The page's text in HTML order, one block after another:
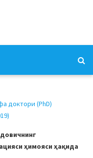
доктори (PhD)
ҳимояси ҳақида